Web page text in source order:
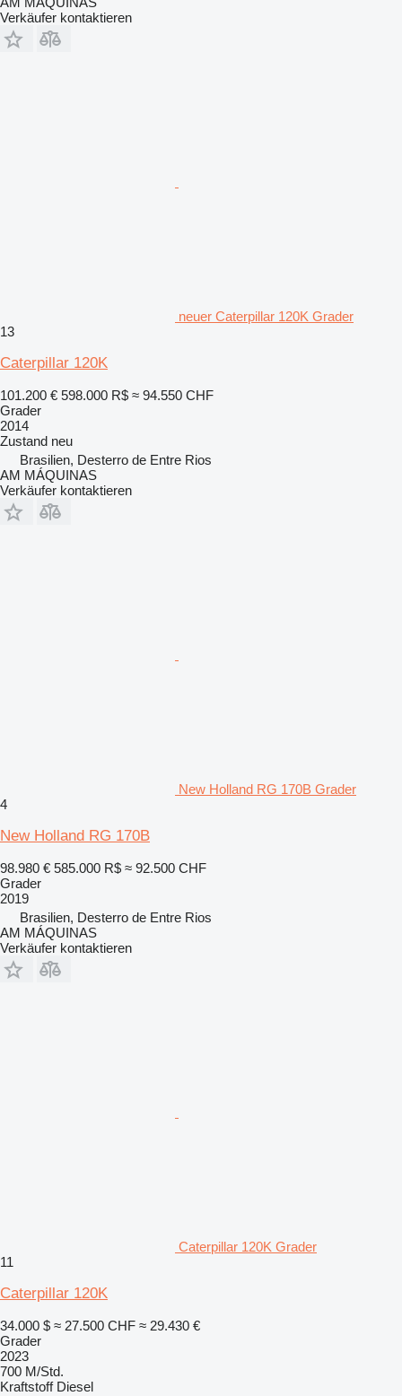
Verkäufer kontaktieren
neuer Caterpillar 120K Grader
13
Caterpillar 120K
101.200 € 598.000 R$ ≈ 94.550 CHF
Grader
2014
Zustand neu
Brasilien, Desterro de Entre Rios
AM MÁQUINAS
Verkäufer kontaktieren
New Holland RG 170B Grader
4
New Holland RG 170B
98.980 € 585.000 R$ ≈ 92.500 CHF
Grader
2019
Brasilien, Desterro de Entre Rios
AM MÁQUINAS
Verkäufer kontaktieren
Caterpillar 120K Grader
11
Caterpillar 120K
34.000 $ ≈ 27.500 CHF ≈ 29.430 €
Grader
2023
700 M/Std.
Kraftstoff Diesel